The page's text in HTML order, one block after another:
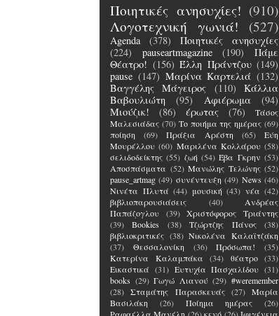
Ποιητικές ανησυχίες! (910)
Λογοτεχνική γωνιά!
(527)
Agenda (378)
Ποιητικές ανησυχίες
(224)
pauseartmagazine (190)
Πάμε
Θέατρο! (156) Έλλη Πράντζου (149)
pause (147) Μαρίνα Καρτελιά (132)
Βαγγέλης Μάγειρος
(110)
Κάλλια
Βαβουλιώτη
(95) Αφιέρωμα
(94)
Μιούζικ!
(86) έρωτας (76)
Τάσος
Μαλεσιάδας (70) Το ποιήμα της ημέρας (69)
ποίηση
(69) Πράξια Αρέστη (65)
Εύη
Μουρέλλου (60) Μαριλένα Κολλάρου (58)
σελιδοδείκτης (55) ζωή (54) Έβα Γκρην (53)
Αποσπάσματα (52) Μανώλης Τελώνης (52)
pause_artmag (49) συνέντευξη (49) News (46)
Νινέτα Πλυτά (44) μουσική (43) νέα (42)
βιβλιοπαρουσιάσεις
(40)
Ανδρέας
Παπάζογλου
(39)
Χριστόφορος Τριάντης
(39)
Bookies (38) Τζώρτζης Πάνος
(38)
βιβλιοκριτικές (38) Νικολένα Καλαϊτζάκη
(37)
Θεσσαλονίκη (36) Πρόσωπα!
(35)
Κατερίνα Καλαμπάκα
(34) θέατρο (33)
Εικαστικά (31) Ευτυχία Πασχαλίδου (31)
books (29) Γωγώ Λιανού (29) #weremember
(28) Σταμάτης Παρασκευάς (27) Μαρία
Βασιλάκη
(26) Ποίημα ημέρας
(26)